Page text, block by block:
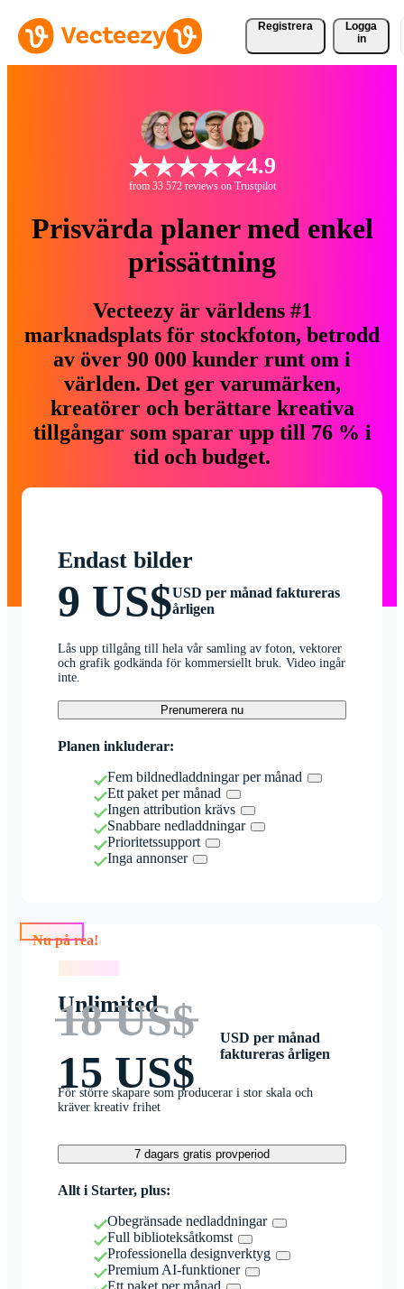
Registrera
Logga
in
4.9
from 33 572 reviews on Trustpilot
Prisvärda planer med enkel
prissättning
Vecteezy är världens #1
marknadsplats för stockfoton, betrodd
av över 90 000 kunder runt om i
världen. Det ger varumärken,
kreatörer och berättare kreativa
tillgångar som sparar upp till 76 % i
tid och budget.
Endast bilder
9 US$USD per månad faktureras
årligen
Lås upp tillgång till hela vår samling av foton, vektorer
och grafik godkända för kommersiellt bruk. Video ingår
inte.
Prenumerera nu
Planen inkluderar:
Fem bildnedladdningar per månad
Ett paket per månad
Ingen attribution krävs
Snabbare nedladdningar
Prioritetssupport
Inga annonser
Nu på rea!
Unlimited
18 US$
15 US$
USD per månad
faktureras årligen
För större skapare som producerar i stor skala och
kräver kreativ frihet
7 dagars gratis provperiod
Allt i Starter, plus:
Obegränsade nedladdningar
Full biblioteksåtkomst
Professionella designverktyg
Premium AI-funktioner